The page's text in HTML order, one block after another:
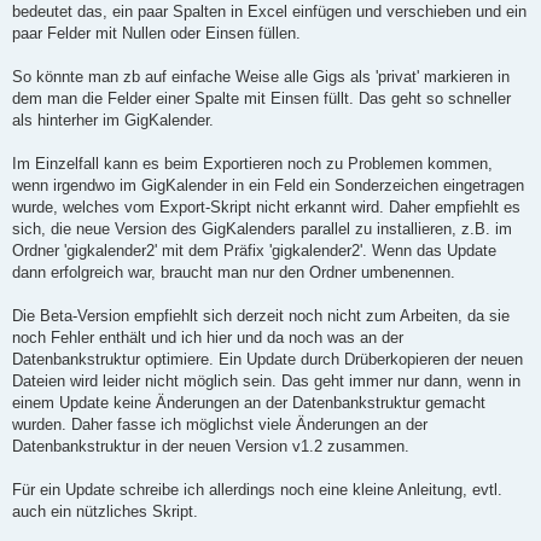
bedeutet das, ein paar Spalten in Excel einfügen und verschieben und ein
paar Felder mit Nullen oder Einsen füllen.
So könnte man zb auf einfache Weise alle Gigs als 'privat' markieren in
dem man die Felder einer Spalte mit Einsen füllt. Das geht so schneller
als hinterher im GigKalender.
Im Einzelfall kann es beim Exportieren noch zu Problemen kommen,
wenn irgendwo im GigKalender in ein Feld ein Sonderzeichen eingetragen
wurde, welches vom Export-Skript nicht erkannt wird. Daher empfiehlt es
sich, die neue Version des GigKalenders parallel zu installieren, z.B. im
Ordner 'gigkalender2' mit dem Präfix 'gigkalender2'. Wenn das Update
dann erfolgreich war, braucht man nur den Ordner umbenennen.
Die Beta-Version empfiehlt sich derzeit noch nicht zum Arbeiten, da sie
noch Fehler enthält und ich hier und da noch was an der
Datenbankstruktur optimiere. Ein Update durch Drüberkopieren der neuen
Dateien wird leider nicht möglich sein. Das geht immer nur dann, wenn in
einem Update keine Änderungen an der Datenbankstruktur gemacht
wurden. Daher fasse ich möglichst viele Änderungen an der
Datenbankstruktur in der neuen Version v1.2 zusammen.
Für ein Update schreibe ich allerdings noch eine kleine Anleitung, evtl.
auch ein nützliches Skript.